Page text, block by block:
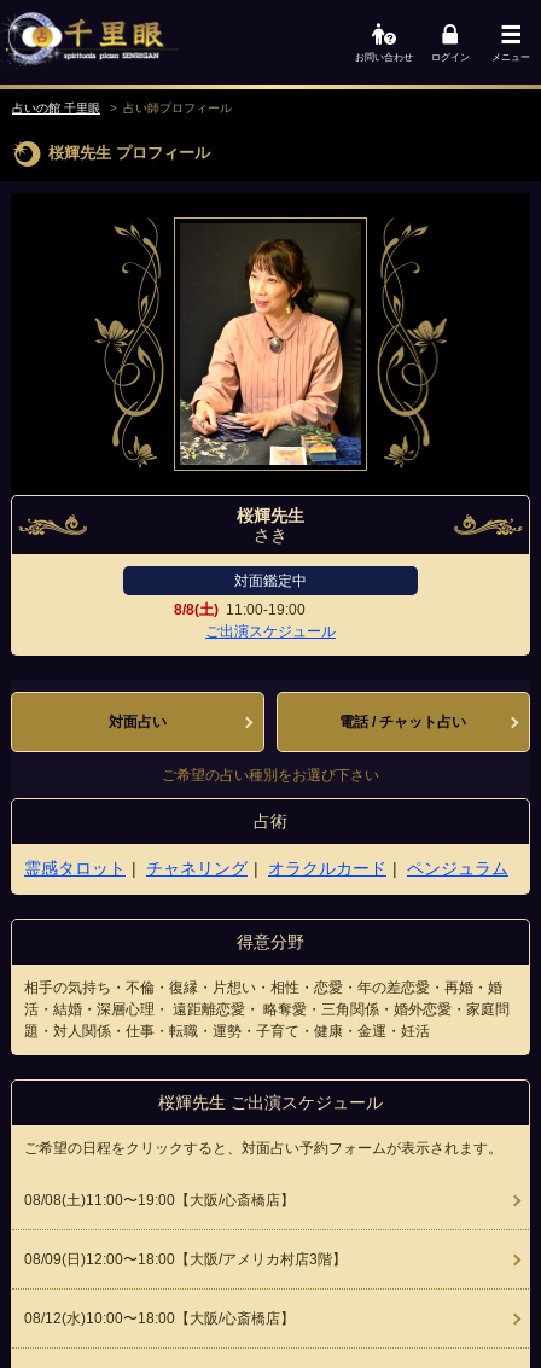
お問い合わせ ログイン メニュー
占いの館 千里眼 占い師プロフィール
桜輝先生 プロフィール
桜輝先生
さき
対面鑑定中
8/8(土) 11:00-19:00
ご出演スケジュール
対面占い 電話 / チャット占い
ご希望の占い種別をお選び下さい
占術
霊感タロット チャネリング オラクルカード ペンジュラム
得意分野
相手の気持ち・不倫・復縁・片想い・相性・恋愛・年の差恋愛・再婚・婚
活・結婚・深層心理・ 遠距離恋愛・ 略奪愛・三角関係・婚外恋愛・家庭問
題・対人関係・仕事・転職・運勢・子育て・健康・金運・妊活
桜輝先生 ご出演スケジュール
ご希望の日程をクリックすると、対面占い予約フォームが表示されます。
08/08(土)11:00〜19:00【大阪/心斎橋店】
08/09(日 )12:00〜18:00【大阪/アメリカ村店3階】
08/12(水)10:00〜18:00【大阪/心斎橋店】